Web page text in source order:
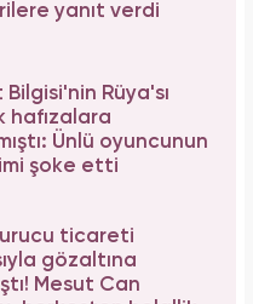
yanıt verdi
Rüya'sı
hafızalara
Ünlü oyuncunun
şoke etti
ticareti
gözaltına
Mesut Can